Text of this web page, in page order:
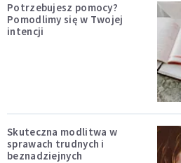
Potrzebujesz pomocy?
Pomodlimy się w Twojej
intencji
Skuteczna modlitwa w
sprawach trudnych i
beznadziejnych